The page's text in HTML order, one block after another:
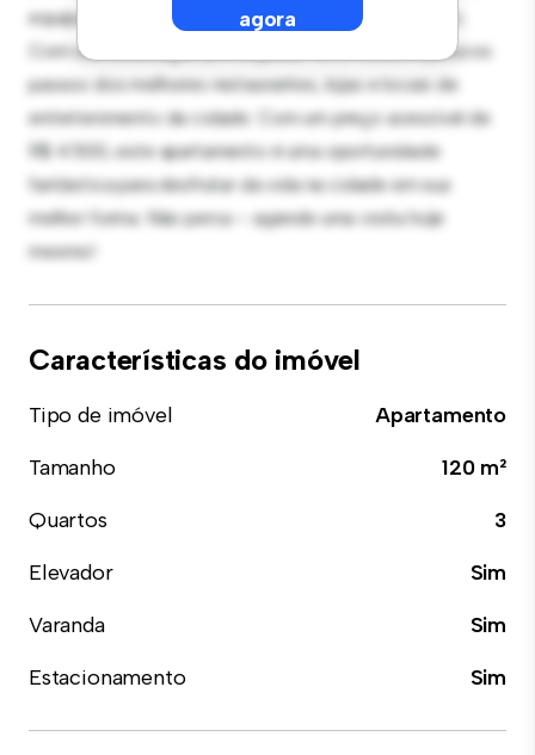
agora
equipada com eletrodomésticos de última geração.
Com sua localização privilegiada, você estará a poucos
passos dos melhores restaurantes, lojas e locais de
entretenimento da cidade. Com um preço acessível de
R$ 4.500, este apartamento é uma oportunidade
fantástica para desfrutar da vida na cidade em sua
melhor forma. Não perca – agende uma visita hoje
mesmo!
Características do imóvel
Tipo de imóvel
Apartamento
Tamanho
120 m²
Quartos
3
Elevador
Sim
Varanda
Sim
Estacionamento
Sim